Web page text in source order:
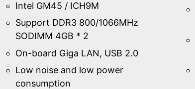
Intel GM45 / ICH9M
Support DDR3 800/1066MHz
SODIMM 4GB * 2
On-board Giga LAN, USB 2.0
Low noise and low power
consumption